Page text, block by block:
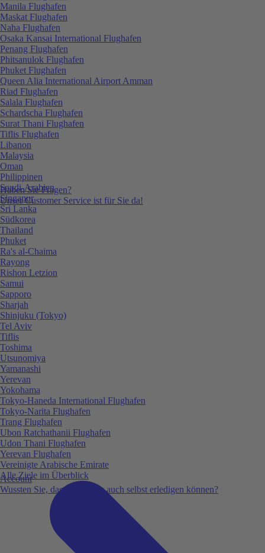
Haben Sie Fragen?
Unser Customer Service ist für Sie da!
Account
Wussten Sie, dass Sie vieles auch selbst erledigen können?
Manila Flughafen
Maskat Flughafen
Naha Flughafen
Osaka Kansai International Flughafen
Penang Flughafen
Phitsanulok Flughafen
Phuket Flughafen
Queen Alia International Airport Amman
Riad Flughafen
Salala Flughafen
Schardscha Flughafen
Surat Thani Flughafen
Tiflis Flughafen
Libanon
Malaysia
Oman
Philippinen
Saudi-Arabien
Singapur
Sri Lanka
Südkorea
Thailand
Phuket
Ra's al-Chaima
Rayong
Rishon Letzion
Samui
Sapporo
Sharjah
Shinjuku (Tokyo)
Tel Aviv
Tiflis
Toshima
Utsunomiya
Yamanashi
Yerevan
Yokohama
Tokyo-Haneda International Flughafen
Tokyo-Narita Flughafen
Trang Flughafen
Ubon Ratchathanii Flughafen
Udon Thani Flughafen
Yerevan Flughafen
Vereinigte Arabische Emirate
Alle Ziele im Überblick